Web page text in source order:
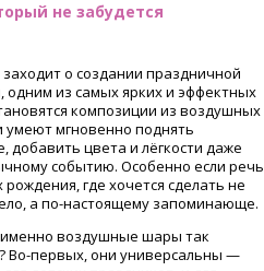
не забудется
о создании праздничной
одним из самых ярких и эффектных
композиции из воздушных
мгновенно поднять
добавить цвета и лёгкости даже
событию. Особенно если речь
рождения, где хочется сделать не
а по-настоящему запоминающе.
воздушные шары так
Во-первых, они универсальны —